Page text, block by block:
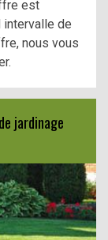
est
intervalle de
nous vous
jardinage